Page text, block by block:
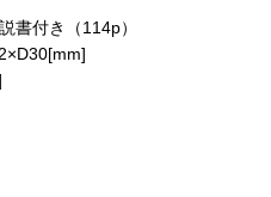
書付き（114p）